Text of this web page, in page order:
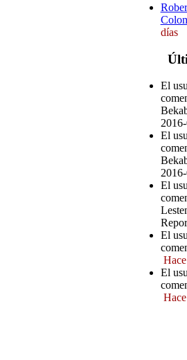
días
El
El
El
El
El